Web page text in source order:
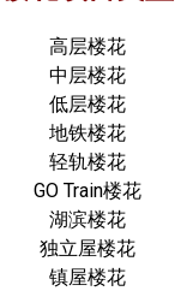
高层楼花
中层楼花
低层楼花
地铁楼花
轻轨楼花
GO Train楼花
湖滨楼花
独立屋楼花
镇屋楼花